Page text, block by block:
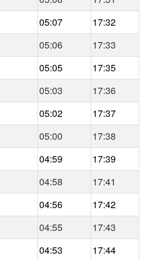
05:07
17:32
05:06
17:33
05:05
17:35
05:03
17:36
05:02
17:37
05:00
17:38
04:59
17:39
04:58
17:41
04:56
17:42
04:55
17:43
04:53
17:44